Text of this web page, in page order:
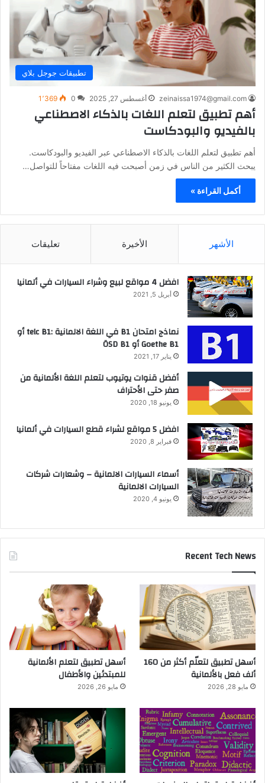
تطبيقات جوجل بلاي
zeinaissa1974@gmail.com أغسطس 27, 2025 0 1٬369
أهم تطبيق لتعلم اللغات بالذكاء الاصطناعي
بالفيديو والبودكاست
أهم تطبيق لتعلم اللغات بالذكاء الاصطناعي عبر الفيديو والبودكاست.
يبحث الكثير من الناس في زمن أصبحت فيه اللغات مفتاحاً للتواصل…
أكمل القراءة »
الأشهر الأخيرة تعليقات
افضل 4 مواقع لبيع وشراء السيارات في ألمانيا
أبريل 5, 2021
نماذج امتحان B1 في اللغة الالمانية :telc B1 أو
Goethe B1 أو ÖSD B1
يناير 17, 2021
أفضل قنوات يوتيوب لتعلم اللغة الألمانية من
صفر حتى الأحتراف
يونيو 18, 2020
افضل 5 مواقع لشراء قطع السيارات في ألمانيا
فبراير 8, 2020
أسماء السيارات الالمانية – وشعارات شركات
السيارات الالمانية
يونيو 4, 2020
Recent Tech News
أسهل تطبيق لتعلّم أكثر من 160
ألف فعل بالألمانية
مايو 28, 2026
أسهل تطبيق لتعلم الألمانية
للمبتدئين والأطفال
مايو 26, 2026